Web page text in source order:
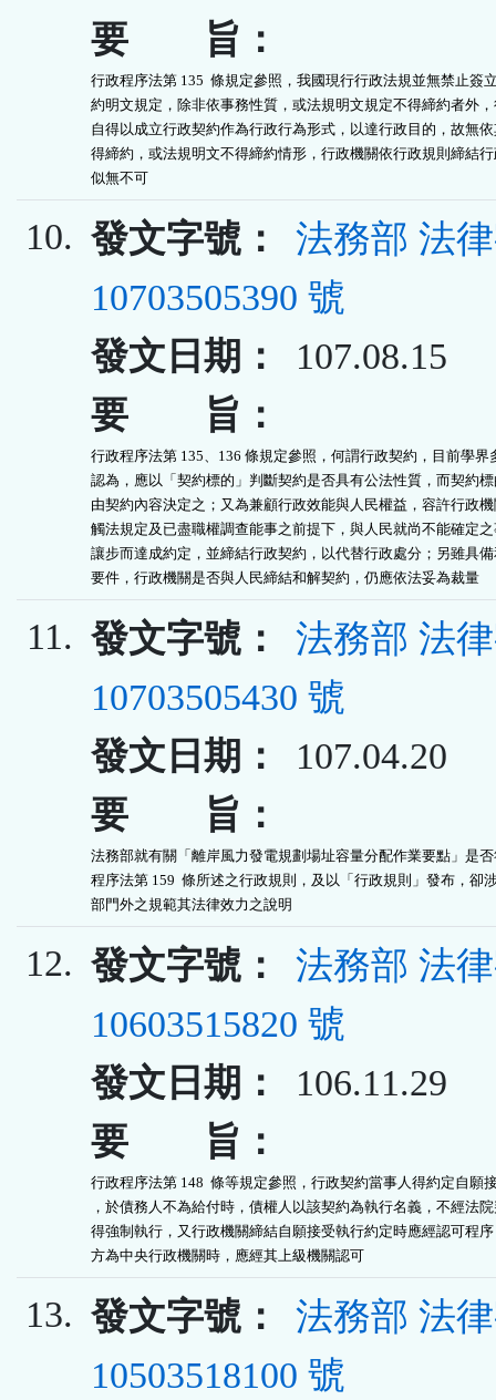
要 旨：
行政程序法第 135  條規定參照，我國現行行政法規並無禁止簽
約明文規定，除非依事務性質，或法規明文規定不得締約者外
自得以成立行政契約作為行政行為形式，以達行政目的，故無
得締約，或法規明文不得締約情形，行政機關依行政規則締結
似無不可
10. 發文字號：
法務部 法
10703505390 號
發文日期：
107.08.15
要 旨：
行政程序法第 135、136 條規定參照，何謂行政契約，目前學界
認為，應以「契約標的」判斷契約是否具有公法性質，而契約
由契約內容決定之；又為兼顧行政效能與人民權益，容許行政
觸法規定及已盡職權調查能事之前提下，與人民就尚不能確定
讓步而達成約定，並締結行政契約，以代替行政處分；另雖具
要件，行政機關是否與人民締結和解契約，仍應依法妥為裁量
11. 發文字號：
法務部 法
10703505430 號
發文日期：
107.04.20
要 旨：
法務部就有關「離岸風力發電規劃場址容量分配作業要點」是
程序法第 159  條所述之行政規則，及以「行政規則」發布，卻
部門外之規範其法律效力之說明
12. 發文字號：
法務部 法
10603515820 號
發文日期：
106.11.29
要 旨：
行政程序法第 148  條等規定參照，行政契約當事人得約定自願
，於債務人不為給付時，債權人以該契約為執行名義，不經法
得強制執行，又行政機關締結自願接受執行約定時應經認可程
方為中央行政機關時，應經其上級機關認可
13. 發文字號：
法務部 法
10503518100 號